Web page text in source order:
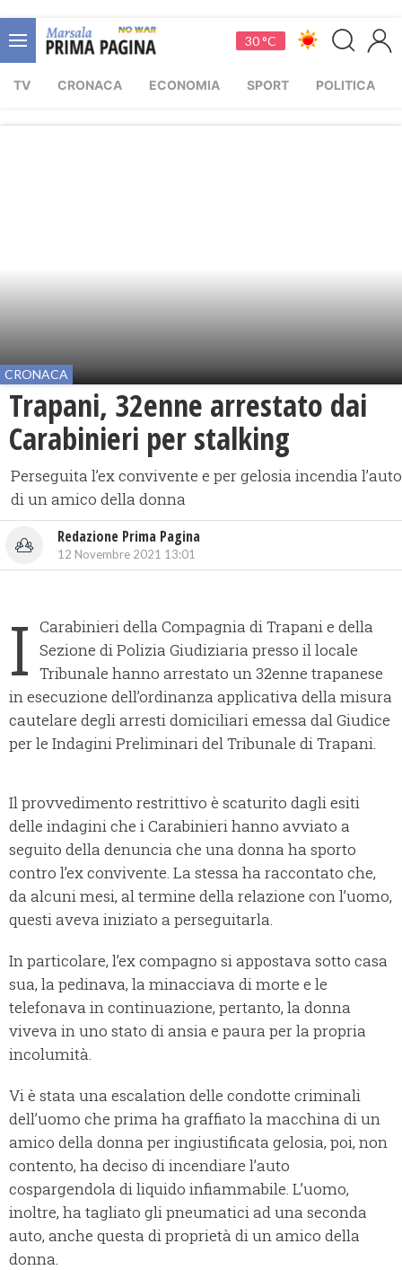
30 °C
TV CRONACA ECONOMIA SPORT POLITICA
CRONACA
Trapani, 32enne arrestato dai
Carabinieri per stalking
Perseguita l’ex convivente e per gelosia incendia l’auto
di un amico della donna
Redazione Prima Pagina
12 Novembre 2021 13:01
I Carabinieri della Compagnia di Trapani e della
Sezione di Polizia Giudiziaria presso il locale
Tribunale hanno arrestato un 32enne trapanese
in esecuzione dell’ordinanza applicativa della misura
cautelare degli arresti domiciliari emessa dal Giudice
per le Indagini Preliminari del Tribunale di Trapani.
Il provvedimento restrittivo è scaturito dagli esiti
delle indagini che i Carabinieri hanno avviato a
seguito della denuncia che una donna ha sporto
contro l’ex convivente. La stessa ha raccontato che,
da alcuni mesi, al termine della relazione con l’uomo,
questi aveva iniziato a perseguitarla.
In particolare, l’ex compagno si appostava sotto casa
sua, la pedinava, la minacciava di morte e le
telefonava in continuazione, pertanto, la donna
viveva in uno stato di ansia e paura per la propria
incolumità.
Vi è stata una escalation delle condotte criminali
dell’uomo che prima ha graffiato la macchina di un
amico della donna per ingiustificata gelosia, poi, non
contento, ha deciso di incendiare l’auto
cospargendola di liquido infiammabile. L’uomo,
inoltre, ha tagliato gli pneumatici ad una seconda
auto, anche questa di proprietà di un amico della
donna.